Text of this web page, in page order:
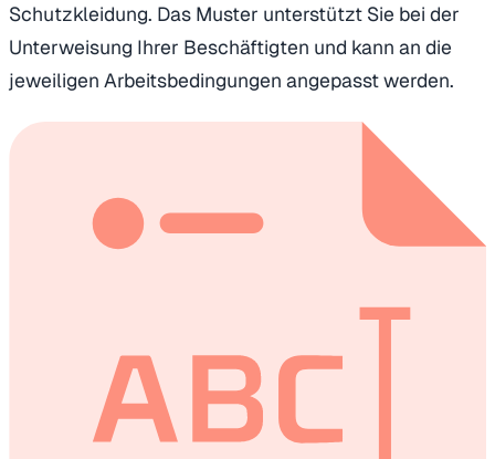
Schutzkleidung. Das Muster unterstützt Sie bei der
Unterweisung Ihrer Beschäftigten und kann an die
jeweiligen Arbeitsbedingungen angepasst werden.